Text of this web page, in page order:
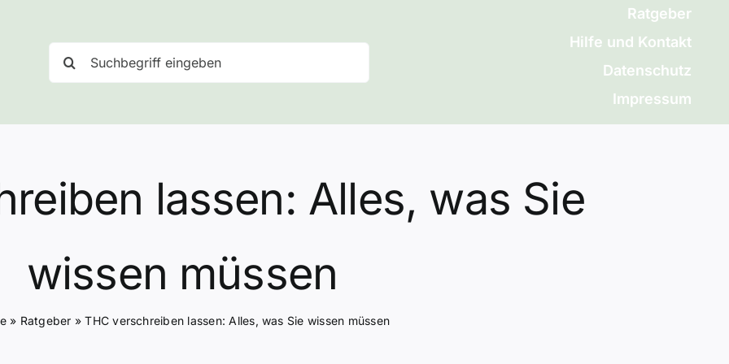
nach:
Ratgeber
Hilfe und Kontakt
Datenschutz
Impressum
lassen: Alles, was Sie
wissen müssen
» Ratgeber »THC verschreiben lassen: Alles, was Sie wissen müssen